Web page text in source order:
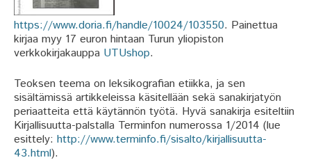
https://www.doria.fi/handle/10024/103550. Painettua
kirjaa myy 17 euron hintaan Turun yliopiston
verkkokirjakauppa UTUshop.
Teoksen teema on leksikografian etiikka, ja sen
sisältämissä artikkeleissa käsitellään sekä sanakirjatyön
periaatteita että käytännön työtä. Hyvä sanakirja esiteltiin
Kirjallisuutta-palstalla Terminfon numerossa 1/2014 (lue
esittely: http://www.terminfo.fi/sisalto/kirjallisuutta-
43.html).